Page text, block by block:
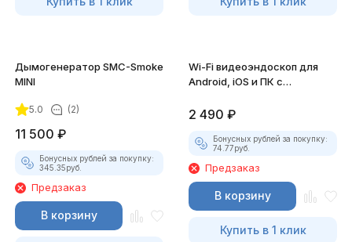
Дымогенератор SMC-Smoke
MINI
5.0 (2)
11 500 ₽
Бонусных рублей за покупку:
345.35руб.
Предзаказ
В корзину
Wi-Fi видеоэндоскоп для
Android, iOS и ПК с
2 490 ₽
Бонусных рублей за покупку:
74.77руб.
Предзаказ
В корзину
Купить в 1 клик